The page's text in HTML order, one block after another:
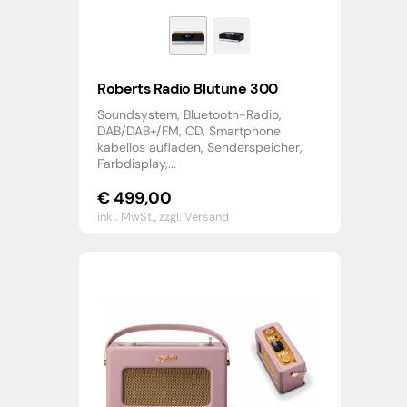
Roberts Radio Blutune 300
Soundsystem, Bluetooth-Radio,
DAB/DAB+/FM, CD, Smartphone
kabellos aufladen, Senderspeicher,
Farbdisplay,...
€499,00
inkl. MwSt.,zzgl. Versand